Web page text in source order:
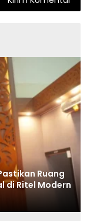
Ruang
di Ritel Modern